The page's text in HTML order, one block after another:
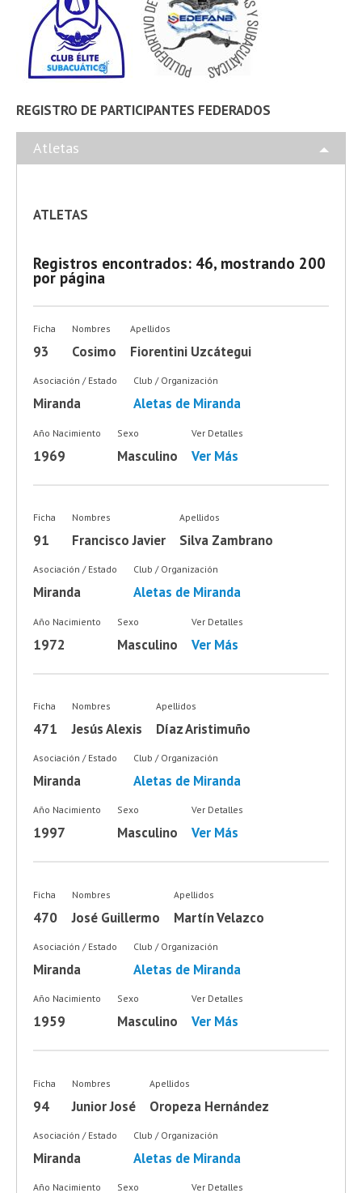
REGISTRO DE PARTICIPANTES FEDERADOS
Atletas
ATLETAS
Registros encontrados: 46, mostrando 200
por página
Ficha
93
Nombres
Cosimo
Apellidos
Fiorentini Uzcátegui
Asociación / Estado
Miranda
Club / Organización
Aletas de Miranda
Año Nacimiento
1969
Sexo
Masculino
Ver Detalles
Ver Más
Ficha
91
Nombres
Francisco Javier
Apellidos
Silva Zambrano
Asociación / Estado
Miranda
Club / Organización
Aletas de Miranda
Año Nacimiento
1972
Sexo
Masculino
Ver Detalles
Ver Más
Ficha
471
Nombres
Jesús Alexis
Apellidos
Díaz Aristimuño
Asociación / Estado
Miranda
Club / Organización
Aletas de Miranda
Año Nacimiento
1997
Sexo
Masculino
Ver Detalles
Ver Más
Ficha
470
Nombres
José Guillermo
Apellidos
Martín Velazco
Asociación / Estado
Miranda
Club / Organización
Aletas de Miranda
Año Nacimiento
1959
Sexo
Masculino
Ver Detalles
Ver Más
Ficha
94
Nombres
Junior José
Apellidos
Oropeza Hernández
Asociación / Estado
Miranda
Club / Organización
Aletas de Miranda
Año Nacimiento Sexo Ver Detalles